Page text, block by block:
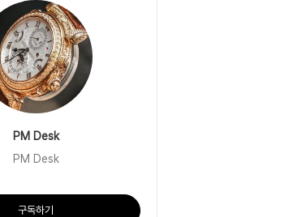
PM Desk
PM Desk
구독하기